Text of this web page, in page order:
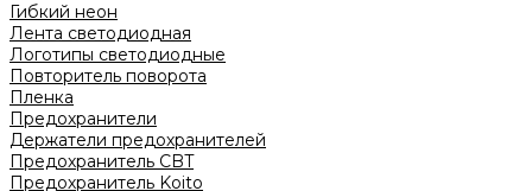
Гибкий неон
Лента светодиодная
Логотипы светодиодные
Повторитель поворота
Пленка
Предохранители
Держатели предохранителей
Предохранитель CBT
Предохранитель Koito